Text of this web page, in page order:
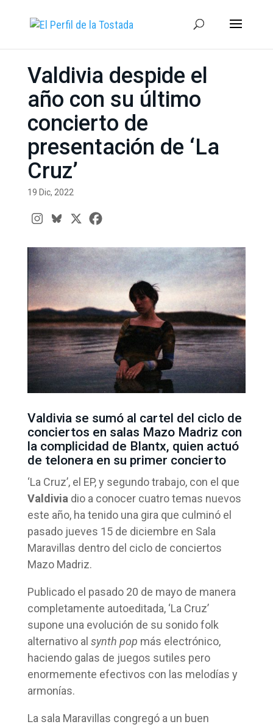
Valdivia despide el
año con su último
concierto de
presentación de ‘La
Cruz’
19 Dic, 2022
Valdivia se sumó al cartel del ciclo de
conciertos en salas Mazo Madriz con
la complicidad de Blantx, quien actuó
de telonera en su primer concierto
‘La Cruz’, el EP, y segundo trabajo, con el que
Valdivia dio a conocer cuatro temas nuevos
este año, ha tenido una gira que culminó el
pasado jueves 15 de diciembre en Sala
Maravillas dentro del ciclo de conciertos
Mazo Madriz.
Publicado el pasado 20 de mayo de manera
completamente autoeditada, ‘La Cruz’
supone una evolución de su sonido folk
alternativo al synth pop más electrónico,
haciendo galas de juegos sutiles pero
enormemente efectivos con las melodías y
armonías.
La sala Maravillas congregó a un buen